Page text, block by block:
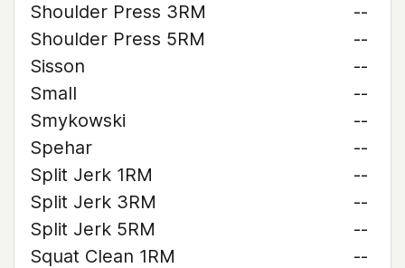
Shoulder Press 3RM
--
Shoulder Press 5RM
--
Sisson
--
Small
--
Smykowski
--
Spehar
--
Split Jerk 1RM
--
Split Jerk 3RM
--
Split Jerk 5RM
--
Squat Clean 1RM
--